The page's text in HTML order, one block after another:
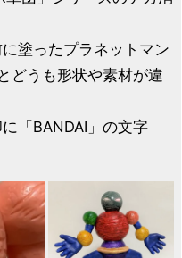
塗ったプラネットマン
どうも形状や素材が違
「BANDAI」の文字